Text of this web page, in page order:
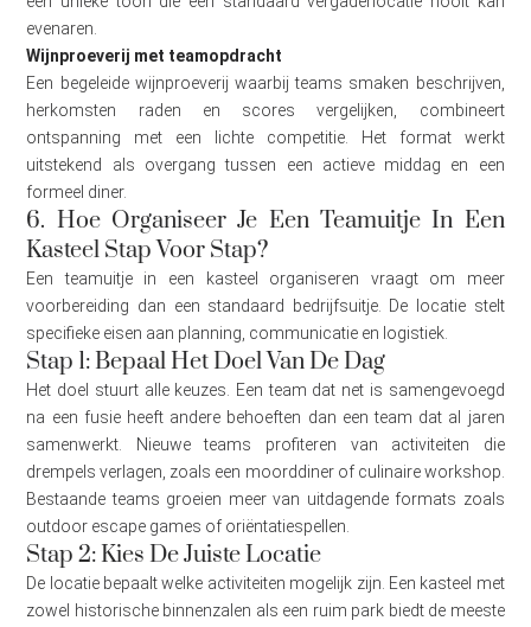
evenaren.
Wijnproeverij met teamopdracht
Een begeleide wijnproeverij waarbij teams smaken beschrijven,
herkomsten raden en scores vergelijken, combineert
ontspanning met een lichte competitie. Het format werkt
uitstekend als overgang tussen een actieve middag en een
formeel diner.
6. Hoe Organiseer Je Een Teamuitje In Een
Kasteel Stap Voor Stap?
Een teamuitje in een kasteel organiseren vraagt om meer
voorbereiding dan een standaard bedrijfsuitje. De locatie stelt
specifieke eisen aan planning, communicatie en logistiek.
Stap 1: Bepaal Het Doel Van De Dag
Het doel stuurt alle keuzes. Een team dat net is samengevoegd
na een fusie heeft andere behoeften dan een team dat al jaren
samenwerkt. Nieuwe teams profiteren van activiteiten die
drempels verlagen, zoals een moorddiner of culinaire workshop.
Bestaande teams groeien meer van uitdagende formats zoals
outdoor escape games of oriëntatiespellen.
Stap 2: Kies De Juiste Locatie
De locatie bepaalt welke activiteiten mogelijk zijn. Een kasteel met
zowel historische binnenzalen als een ruim park biedt de meeste